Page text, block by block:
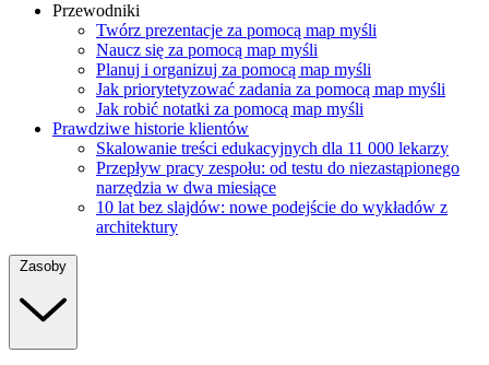
Przewodniki
Twórz prezentacje za pomocą map myśli
Naucz się za pomocą map myśli
Planuj i organizuj za pomocą map myśli
Jak priorytetyzować zadania za pomocą map myśli
Jak robić notatki za pomocą map myśli
Prawdziwe historie klientów
Skalowanie treści edukacyjnych dla 11 000 lekarzy
Przepływ pracy zespołu: od testu do niezastąpionego
narzędzia w dwa miesiące
10 lat bez slajdów: nowe podejście do wykładów z
architektury
Zasoby